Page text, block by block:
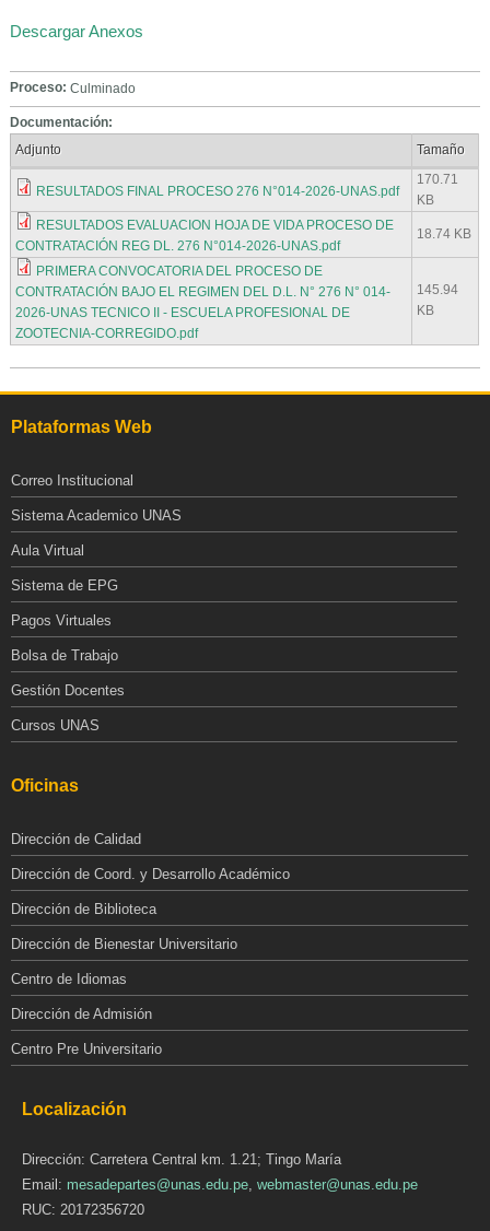
Descargar Anexos
Proceso:Culminado
Documentación:
Adjunto
Tamaño
RESULTADOS FINAL PROCESO 276 N°014-2026-UNAS.pdf
170.71
KB
RESULTADOS EVALUACION HOJA DE VIDA PROCESO DE
CONTRATACIÓN REG DL. 276 N°014-2026-UNAS.pdf
18.74 KB
PRIMERA CONVOCATORIA DEL PROCESO DE
CONTRATACIÓN BAJO EL REGIMEN DEL D.L. N° 276 N° 014-
2026-UNAS TECNICO II - ESCUELA PROFESIONAL DE
ZOOTECNIA-CORREGIDO.pdf
145.94
KB
Plataformas Web
Correo Institucional
Sistema Academico UNAS
Aula Virtual
Sistema de EPG
Pagos Virtuales
Bolsa de Trabajo
Gestión Docentes
Cursos UNAS
Oficinas
Dirección de Calidad
Dirección de Coord. y Desarrollo Académico
Dirección de Biblioteca
Dirección de Bienestar Universitario
Centro de Idiomas
Dirección de Admisión
Centro Pre Universitario
Localización
Dirección: Carretera Central km. 1.21; Tingo María
Email: mesadepartes@unas.edu.pe, webmaster@unas.edu.pe
RUC: 20172356720